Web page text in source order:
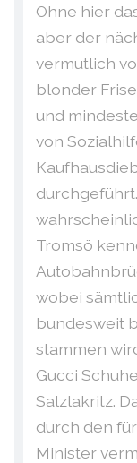
Ohne hier
aber der
vermutlich
blonder
und
von
Tromsö
wobei
bundesweit
stammen
Gucci
Salzlakritz.
durch den
Minister